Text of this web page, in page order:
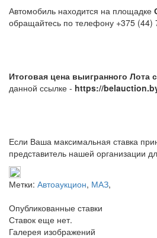
Автомобиль находится на площадке
обращайтесь по телефону
Итоговая цена выигранного Лота
данной ссылке - https://
Если Ваша максимальная ставка
представитель нашей организации
Метки: Автоаукцион, МАЗ,
Опубликованные ставки
Ставок еще нет.
Галерея изображений